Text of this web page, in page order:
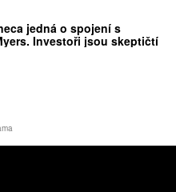
jedná o spojení s
Investoři jsou skeptičtí